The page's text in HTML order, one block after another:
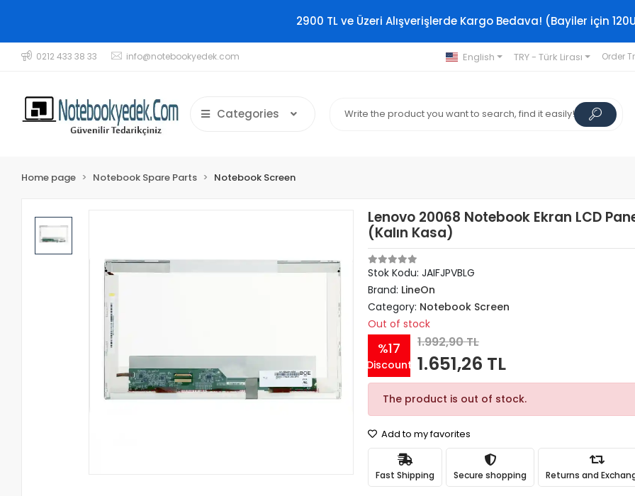
2900 TL ve Üzeri Alışverişlerde Kargo Bedava! (Bayiler için
0212 433 38 33 info@notebookyedek.com English TRY - Türk Lirası Order
Categories
Home page Notebook Spare Parts Notebook Screen
Lenovo 20068 Notebook Ekran LCD
(Kalın Kasa)
Stok Kodu: JAIFJPVBLG
Brand: LineOn
Category: Notebook Screen
Out of stock
%17
Discount
1.992,90 TL
1.651,26 TL
The product is out of stock.
Add to my favorites
Fast Shipping Secure shopping Returns and